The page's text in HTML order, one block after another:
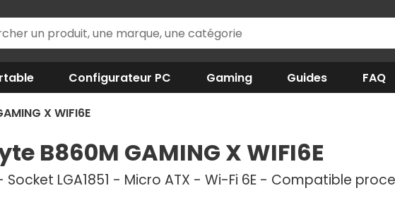
Configurateur PC Gaming Guides FAQ
X WIFI6E
B860M GAMING X WIFI6E
Socket LGA1851 - Micro ATX - Wi-Fi 6E - Compatible